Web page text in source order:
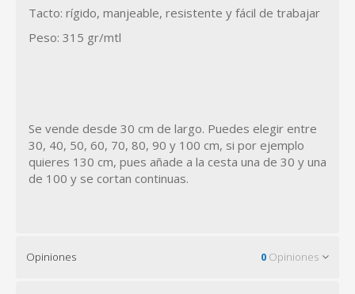
Tacto: rígido, manjeable, resistente y fácil de trabajar
Peso: 315 gr/mtl
Se vende desde 30 cm de largo. Puedes elegir entre
30, 40, 50, 60, 70, 80, 90 y 100 cm, si por ejemplo
quieres 130 cm, pues añade a la cesta una de 30 y una
de 100 y se cortan continuas.
Opiniones 0 Opiniones